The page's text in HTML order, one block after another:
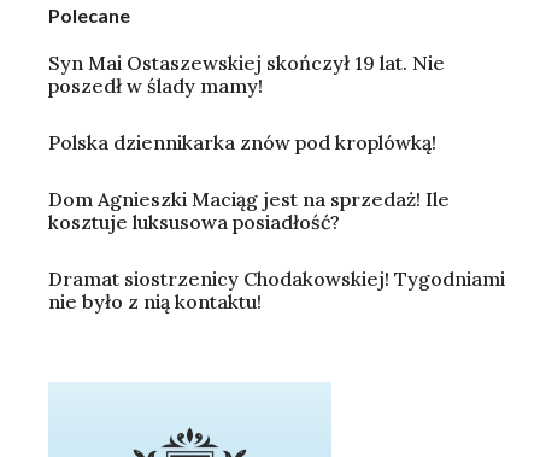
Polecane
Syn Mai Ostaszewskiej skończył 19 lat. Nie
poszedł w ślady mamy!
Polska dziennikarka znów pod kroplówką!
Dom Agnieszki Maciąg jest na sprzedaż! Ile
kosztuje luksusowa posiadłość?
Dramat siostrzenicy Chodakowskiej! Tygodniami
nie było z nią kontaktu!